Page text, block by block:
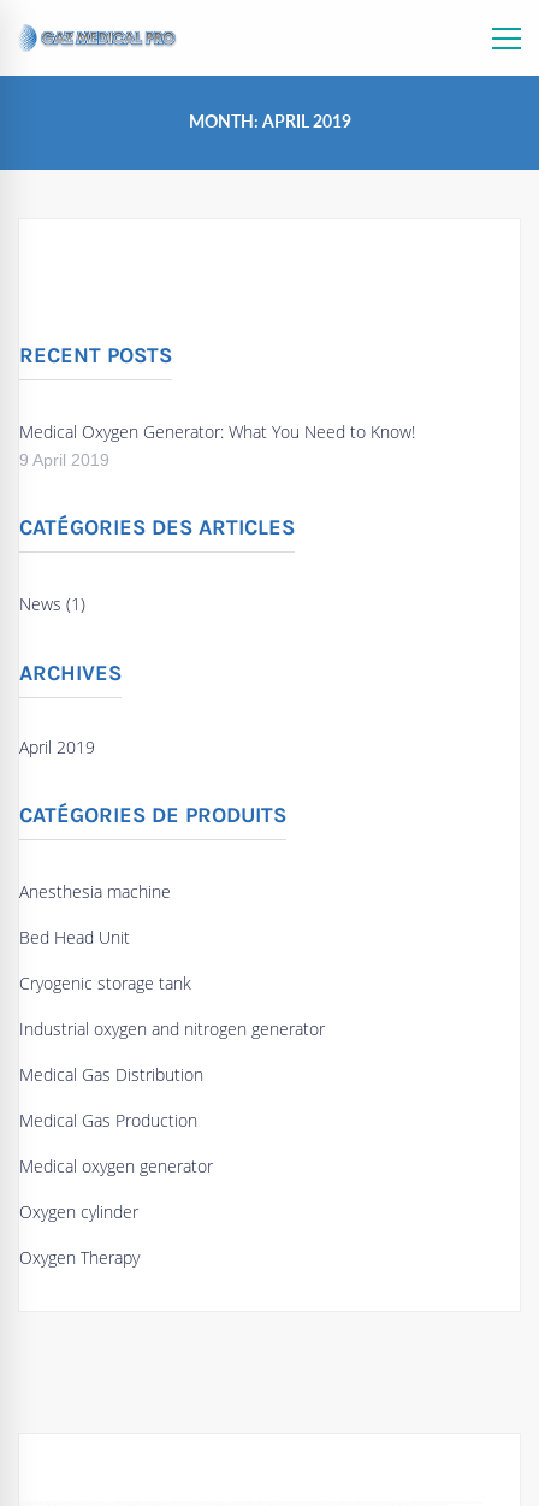
MONTH: APRIL 2019
RECENT POSTS
Medical Oxygen Generator: What You Need to Know!
9 April 2019
CATÉGORIES DES ARTICLES
News (1)
ARCHIVES
April 2019
CATÉGORIES DE PRODUITS
Anesthesia machine
Bed Head Unit
Cryogenic storage tank
Industrial oxygen and nitrogen generator
Medical Gas Distribution
Medical Gas Production
Medical oxygen generator
Oxygen cylinder
Oxygen Therapy